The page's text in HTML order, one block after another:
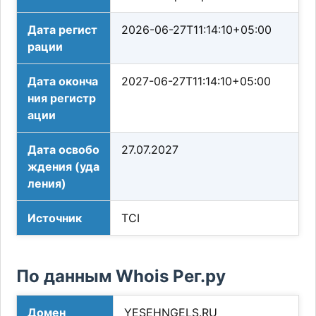
Дата регист
рации
2026-06-27T11:14:10+05:00
Дата оконча
ния регистр
ации
2027-06-27T11:14:10+05:00
Дата освобо
ждения (уда
ления)
27.07.2027
Источник TCI
По данным Whois Рег.ру
Домен YESEHNGELS.RU